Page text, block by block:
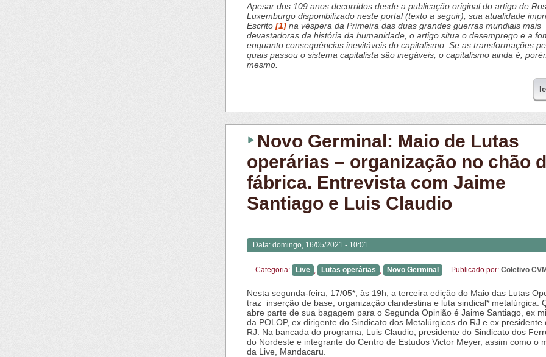
Apesar dos 109 anos decorridos desde a publicação original do artigo de
Luxemburgo disponibilizado neste portal (texto a seguir), sua atualidade
Escrito [1] na véspera da Primeira das duas grandes guerras mundiais mais
devastadoras da história da humanidade, o artigo situa o desemprego e a
enquanto consequências inevitáveis do capitalismo. Se as transformações
quais passou o sistema capitalista são inegáveis, o capitalismo ainda é,
mesmo.
Novo Germinal: Maio de Lutas
operárias – organização no chão
fábrica. Entrevista com Jaime
Santiago e Luis Claudio
Data: domingo, 16/05/2021 - 10:01
Categoria: Live Lutas operárias Novo Germinal Publicado por: Coletivo
Nesta segunda-feira, 17/05*, às 19h, a terceira edição do Maio das Lutas
traz inserção de base, organização clandestina e luta sindical* metalúrgica.
abre parte de sua bagagem para o Segunda Opinião é Jaime Santiago, ex
da POLOP, ex dirigente do Sindicato dos Metalúrgicos do RJ e ex presidente
RJ. Na bancada do programa, Luis Claudio, presidente do Sindicato dos
do Nordeste e integrante do Centro de Estudos Victor Meyer, assim como o
da Live, Mandacaru.